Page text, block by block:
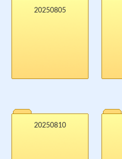
20250805
20250810